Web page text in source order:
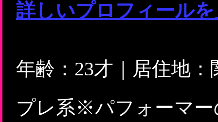
詳しいプロフィール
年齢：23才｜居住地
プレ系※パフォーマー